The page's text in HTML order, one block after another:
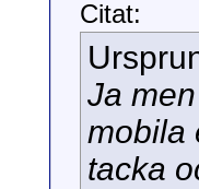
Citat:
Ja
mobila
tacka